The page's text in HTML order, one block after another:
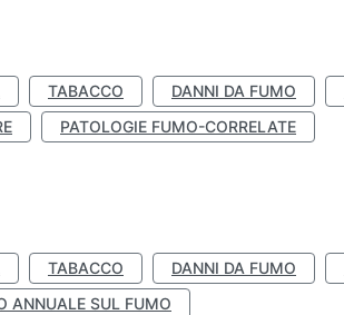
TABACCO DANNI DA FUMO
PATOLOGIE FUMO-CORRELATE
TABACCO DANNI DA FUMO
ANNUALE SUL FUMO